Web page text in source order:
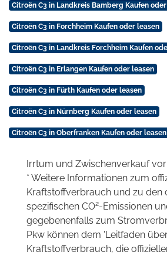
Citroën C3 in Landkreis Bamberg Kaufen
Citroën C3 in Forchheim Kaufen oder leasen
Citroën C3 in Landkreis Forchheim Kaufen
Citroën C3 in Erlangen Kaufen oder leasen
Citroën C3 in Fürth Kaufen oder leasen
Citroën C3 in Nürnberg Kaufen oder leasen
Citroën C3 in Oberfranken Kaufen oder leasen
Irrtum und Zwischenverkauf
* Weitere Informationen zum
Kraftstoffverbrauch und zu den
spezifischen CO2-Emissionen
gegebenenfalls zum
Pkw können dem 'Leitfaden
Kraftstoffverbrauch, die